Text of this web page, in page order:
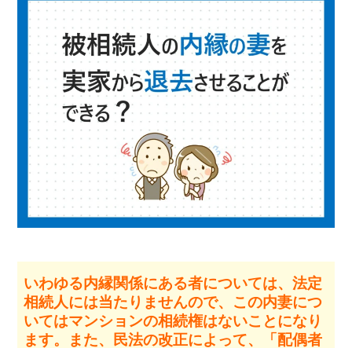
いわゆる内縁関係にある者については、法定
相続人には当たりませんので、この内妻につ
いてはマンションの相続権はないことになり
ます。また、民法の改正によって、「配偶者